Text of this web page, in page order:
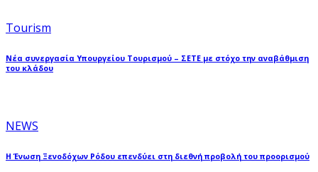
Tourism
Νέα συνεργασία Υπουργείου Τουρισμού – ΣΕΤΕ με στόχο την αναβάθμιση
του κλάδου
NEWS
Η Ένωση Ξενοδόχων Ρόδου επενδύει στη διεθνή προβολή του προορισμού